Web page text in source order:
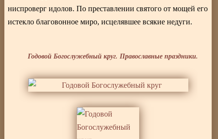
ниспроверг идолов. По преставлении святого от мощей его
истекло благовонное миро, исцелявшее всякие недуги.
Годовой Богослужебный круг. Православные праздники.